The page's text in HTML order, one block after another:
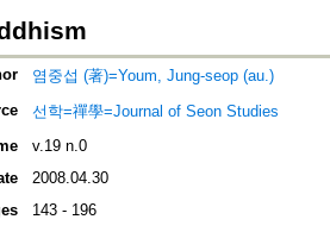
염중섭 (著)=Youm, Jung-seop (au.)
선학=禪學=Journal of Seon Studies
v.19 n.0
2008.04.30
143 - 196